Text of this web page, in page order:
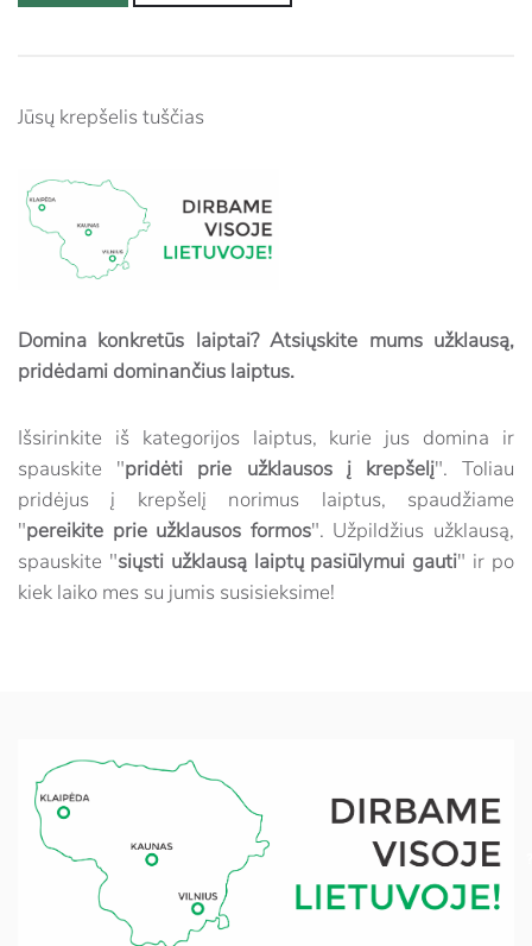
Jūsų krepšelis tuščias
Domina konkretūs laiptai? Atsiųskite mums užklausą,
pridėdami dominančius laiptus.
Išsirinkite iš kategorijos laiptus, kurie jus domina ir
spauskite "pridėti prie užklausos į krepšelį". Toliau
pridėjus į krepšelį norimus laiptus, spaudžiame
"pereikite prie užklausos formos". Užpildžius užklausą,
spauskite "siųsti užklausą laiptų pasiūlymui gauti" ir po
kiek laiko mes su jumis susisieksime!